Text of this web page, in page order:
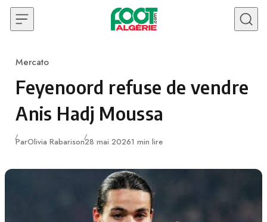
Skip to content
Category
Mercato
Feyenoord refuse de vendre
Anis Hadj Moussa
ParOlivia RabarisonPublié
28 mai 20261 min lire